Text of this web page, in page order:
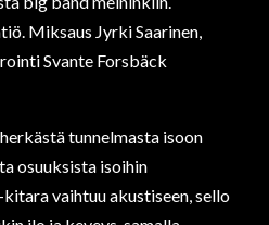
Miksaus Jyrki Saarinen,
Svante Forsbäck
tunnelmasta isoon
osuuksista isoihin
vaihtuu akustiseen, sello